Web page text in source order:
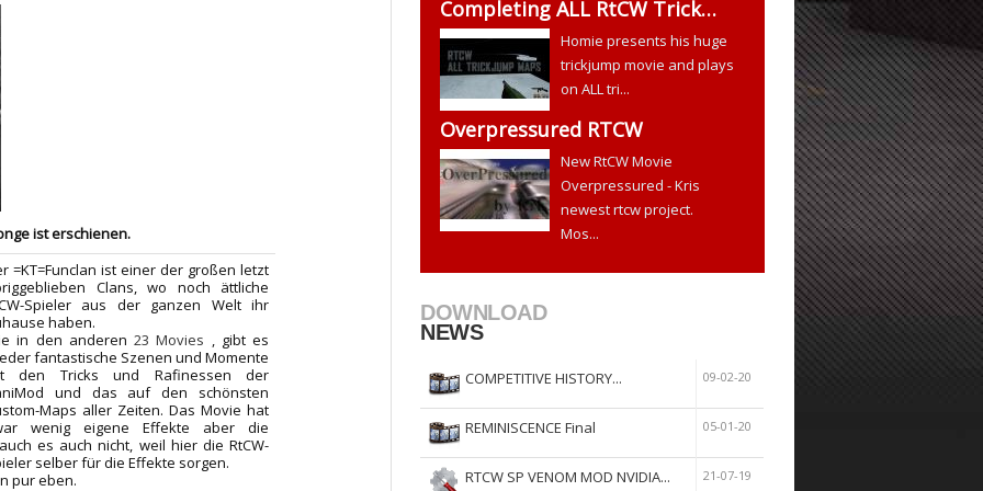
ist erschienen.
=KT=Funclan ist einer der großen letzt
Clans, wo noch ättliche
Spieler aus der ganzen Welt ihr
haben.
in den anderen 23 Movies , gibt es
fantastische Szenen und Momente
den Tricks und Rafinessen der
und das auf den schönsten
Maps aller Zeiten. Das Movie hat
wenig eigene Effekte aber die
es auch nicht, weil hier die RtCW-
selber für die Effekte sorgen.
pur eben.
Completing ALL RtCW Trick…
Homie presents his huge
trickjump movie and plays
on ALL tri...
Overpressured RTCW
New RtCW Movie
Overpressured - Kris
newest rtcw project.
Mos...
DOWNLOAD
NEWS
COMPETITIVE HISTORY... 09-02-20
REMINISCENCE Final 05-01-20
RTCW SP VENOM MOD NVIDIA... 21-07-19